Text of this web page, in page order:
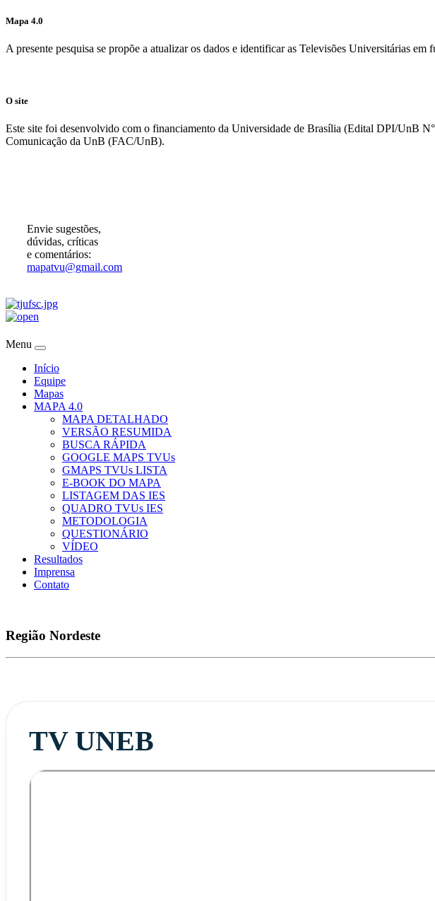
Mapa 4.0
A presente pesquisa se propõe a atualizar os dados e identificar as Televisões Universitárias
O site
Este site foi desenvolvido com o financiamento da Universidade de Brasília (Edital DPI/UnB
Comunicação da UnB (FAC/UnB).
Envie sugestões,
dúvidas, críticas
e comentários:
mapatvu@gmail.com
Menu
Início
Equipe
Mapas
MAPA 4.0
MAPA DETALHADO
VERSÃO RESUMIDA
BUSCA RÁPIDA
GOOGLE MAPS TVUs
GMAPS TVUs LISTA
E-BOOK DO MAPA
LISTAGEM DAS IES
QUADRO TVUs IES
METODOLOGIA
QUESTIONÁRIO
VÍDEO
Resultados
Imprensa
Contato
Região Nordeste
TV UNEB